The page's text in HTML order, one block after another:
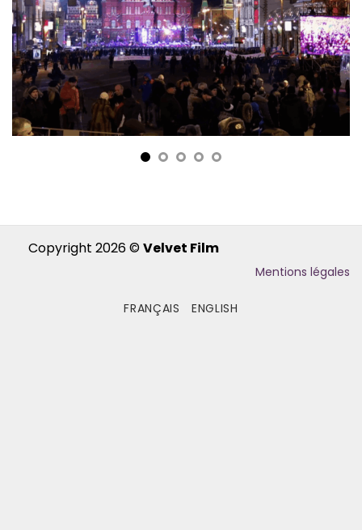
Copyright 2026 © Velvet Film
Mentions légales
FRANÇAIS ENGLISH